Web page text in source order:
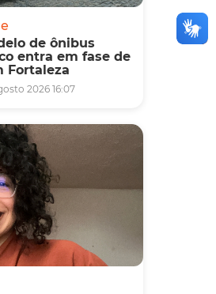
de ônibus
entra em fase de
Fortaleza
2026 16:07